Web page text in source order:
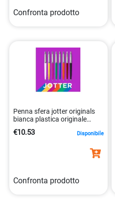
Confronta prodotto
Penna sfera jotter originals
bianca plastica originale
€10.53 Disponibile
Confronta prodotto